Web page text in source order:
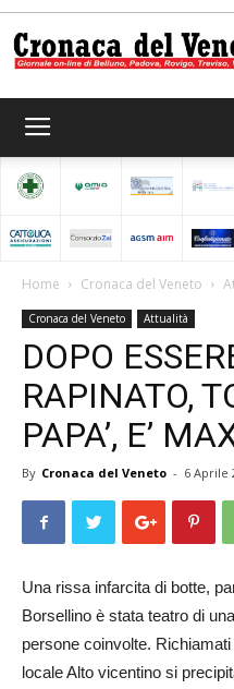
Home Cronaca del Veneto
Cronaca del Veneto Attualità
DOPO
RAPINATO,
PAPA’, E’
By Cronaca del Veneto - 6 Aprile
Una rissa infarcita di botte,
Borsellino è stata teatro di
persone coinvolte.
locale Alto vicentino si